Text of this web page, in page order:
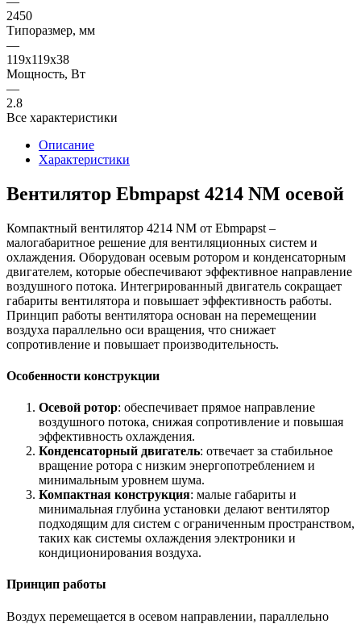
2450
Типоразмер, мм
—
119x119x38
Мощность, Вт
—
2.8
Все характеристики
Описание
Характеристики
Вентилятор Ebmpapst 4214 NM осевой
Компактный вентилятор 4214 NM от Ebmpapst –
малогабаритное решение для вентиляционных систем и
охлаждения. Оборудован осевым ротором и конденсаторным
двигателем, которые обеспечивают эффективное направление
воздушного потока. Интегрированный двигатель сокращает
габариты вентилятора и повышает эффективность работы.
Принцип работы вентилятора основан на перемещении
воздуха параллельно оси вращения, что снижает
сопротивление и повышает производительность.
Особенности конструкции
Осевой ротор: обеспечивает прямое направление
воздушного потока, снижая сопротивление и повышая
эффективность охлаждения.
Конденсаторный двигатель: отвечает за стабильное
вращение ротора с низким энергопотреблением и
минимальным уровнем шума.
Компактная конструкция: малые габариты и
минимальная глубина установки делают вентилятор
подходящим для систем с ограниченным пространством,
таких как системы охлаждения электроники и
кондиционирования воздуха.
Принцип работы
Воздух перемещается в осевом направлении, параллельно